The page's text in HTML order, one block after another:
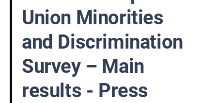
Union Minorities
and Discrimination
Survey – Main
results - Press